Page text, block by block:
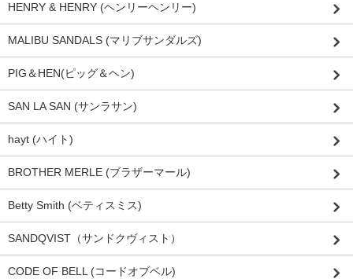
HENRY & HENRY (ヘンリーヘンリー)
MALIBU SANDALS (マリブサンダルズ)
PIG＆HEN(ピッグ＆ヘン)
SAN LA SAN (サンラサン)
hayt (ハイト)
BROTHER MERLE (ブラザーマール)
Betty Smith (ベティスミス)
SANDQVIST（サンドクヴィスト）
CODE OF BELL (コードオブベル)